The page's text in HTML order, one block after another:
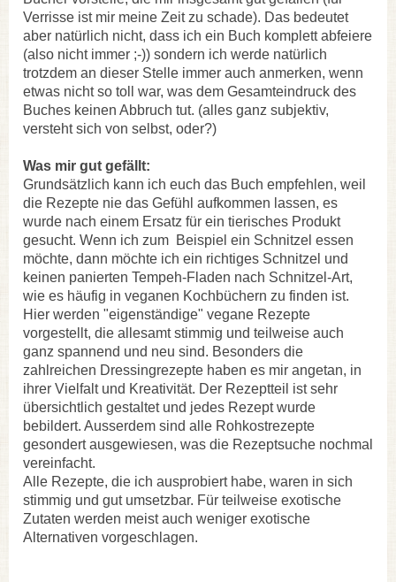
Verrisse ist mir meine Zeit zu schade). Das bedeutet
aber natürlich nicht, dass ich ein Buch komplett abfeiere
(also nicht immer ;-)) sondern ich werde natürlich
trotzdem an dieser Stelle immer auch anmerken, wenn
etwas nicht so toll war, was dem Gesamteindruck des
Buches keinen Abbruch tut. (alles ganz subjektiv,
versteht sich von selbst, oder?)
Was mir gut gefällt:
Grundsätzlich kann ich euch das Buch empfehlen, weil
die Rezepte nie das Gefühl aufkommen lassen, es
wurde nach einem Ersatz für ein tierisches Produkt
gesucht. Wenn ich zum Beispiel ein Schnitzel essen
möchte, dann möchte ich ein richtiges Schnitzel und
keinen panierten Tempeh-Fladen nach Schnitzel-Art,
wie es häufig in veganen Kochbüchern zu finden ist.
Hier werden "eigenständige" vegane Rezepte
vorgestellt, die allesamt stimmig und teilweise auch
ganz spannend und neu sind. Besonders die
zahlreichen Dressingrezepte haben es mir angetan, in
ihrer Vielfalt und Kreativität. Der Rezeptteil ist sehr
übersichtlich gestaltet und jedes Rezept wurde
bebildert. Ausserdem sind alle Rohkostrezepte
gesondert ausgewiesen, was die Rezeptsuche nochmal
vereinfacht.
Alle Rezepte, die ich ausprobiert habe, waren in sich
stimmig und gut umsetzbar. Für teilweise exotische
Zutaten werden meist auch weniger exotische
Alternativen vorgeschlagen.